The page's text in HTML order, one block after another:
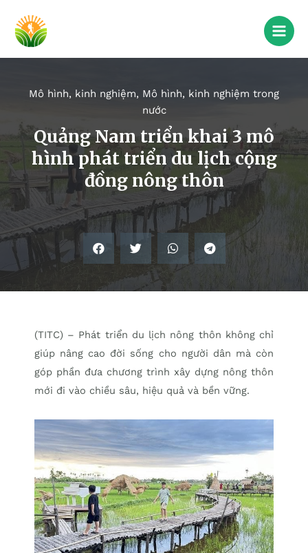
Mô hình, kinh nghiệm, Mô hình, kinh nghiệm trong
nước
Quảng Nam triển khai 3 mô
hình phát triển du lịch cộng
đồng nông thôn
(TITC) – Phát triển du lịch nông thôn không chỉ
giúp nâng cao đời sống cho người dân mà còn
góp phần đưa chương trình xây dựng nông thôn
mới đi vào chiều sâu, hiệu quả và bền vững.